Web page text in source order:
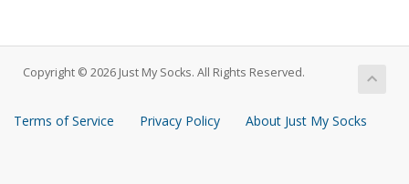
Copyright © 2026 Just My Socks. All Rights Reserved.
Terms of Service Privacy Policy About Just My Socks